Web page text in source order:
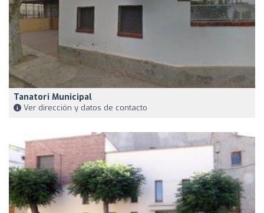
Tanatori Municipal
Ver dirección y datos de contacto